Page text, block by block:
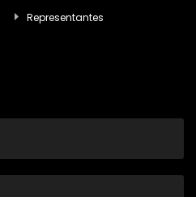
Representantes